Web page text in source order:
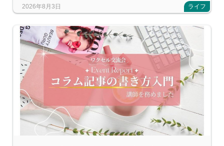
2026年8月3日 ライフ